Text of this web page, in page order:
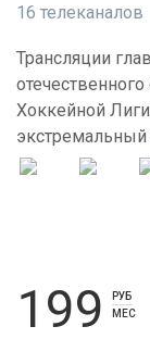
16 телеканалов
Трансляции
Хоккейной
экстремальный
199
РУБ
МЕС